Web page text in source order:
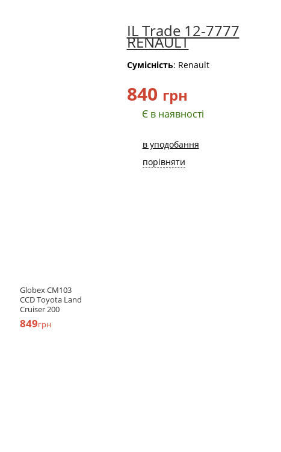
Globex CM103
CCD Toyota Land
Cruiser 200
849грн
IL Trade 12-7777
RENAULT
Сумісність: Renault
840 грн
Є в наявності
в уподобання
порівняти